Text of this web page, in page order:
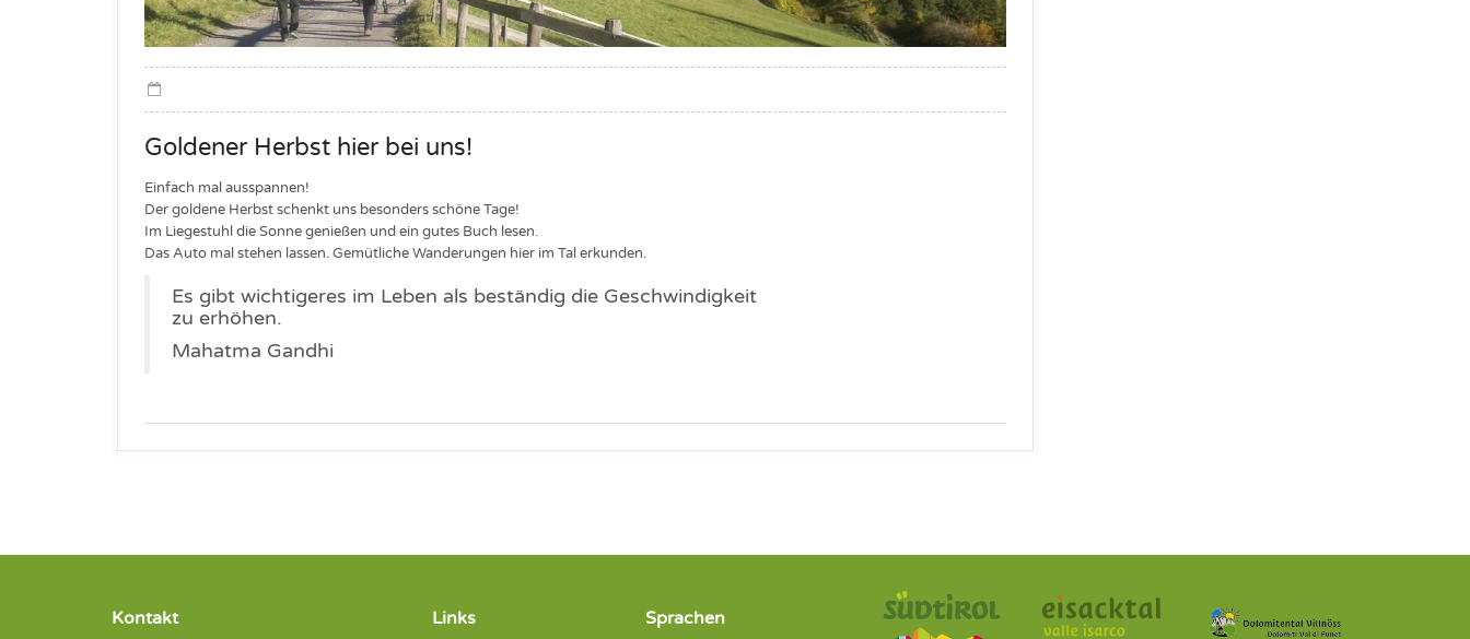
Goldener Herbst hier bei uns!
Einfach mal ausspannen!
Der goldene Herbst schenkt uns besonders schöne Tage!
Im Liegestuhl die Sonne genießen und ein gutes Buch lesen.
Das Auto mal stehen lassen. Gemütliche Wanderungen hier im Tal erkunden.
Es gibt wichtigeres im Leben als beständig die Geschwindigkeit
zu erhöhen.
Mahatma Gandhi
Kontakt Links Sprachen